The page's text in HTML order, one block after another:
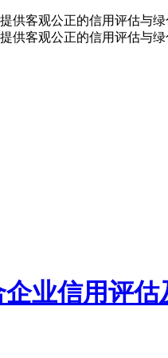
供客观公正的信用评估与
供客观公正的信用评估与
业信用评